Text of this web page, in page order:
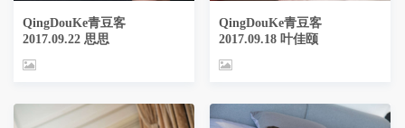
QingDouKe青豆客
2017.09.22 思思
QingDouKe青豆客
2017.09.18 叶佳颐